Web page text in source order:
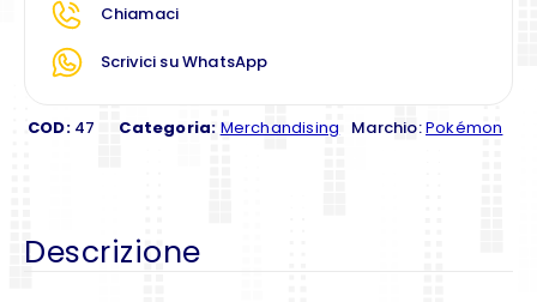
Chiamaci
Scrivici su WhatsApp
COD: 47 Categoria: Merchandising Marchio:Pokémon
Descrizione